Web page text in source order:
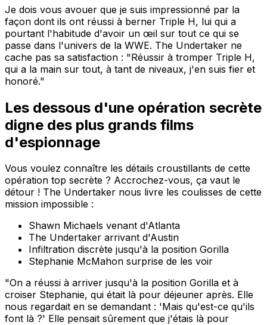
Je dois vous avouer que je suis impressionné par la
façon dont ils ont réussi à berner Triple H, lui qui a
pourtant l'habitude d'avoir un œil sur tout ce qui se
passe dans l'univers de la WWE. The Undertaker ne
cache pas sa satisfaction : "Réussir à tromper Triple H,
qui a la main sur tout, à tant de niveaux, j'en suis fier et
honoré."
Les dessous d'une opération secrète
digne des plus grands films
d'espionnage
Vous voulez connaître les détails croustillants de cette
opération top secrète ? Accrochez-vous, ça vaut le
détour ! The Undertaker nous livre les coulisses de cette
mission impossible :
Shawn Michaels venant d'Atlanta
The Undertaker arrivant d'Austin
Infiltration discrète jusqu'à la position Gorilla
Stephanie McMahon surprise de les voir
"On a réussi à arriver jusqu'à la position Gorilla et à
croiser Stephanie, qui était là pour déjeuner après. Elle
nous regardait en se demandant : 'Mais qu'est-ce qu'ils
font là ?' Elle pensait sûrement que j'étais là pour